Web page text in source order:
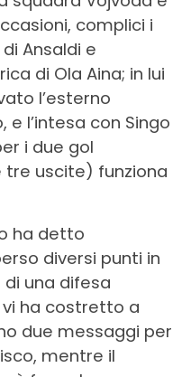
complici i
Ansaldi e
di Ola Aina; in lui
l’esterno
l’intesa con Singo
i due gol
tre uscite) funziona
ha detto
diversi punti in
una difesa
ha costretto a
due messaggi per
mentre il